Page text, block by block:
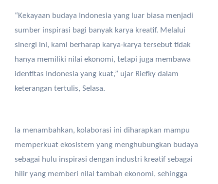
“Kekayaan budaya Indonesia yang luar biasa menjadi
sumber inspirasi bagi banyak karya kreatif. Melalui
sinergi ini, kami berharap karya-karya tersebut tidak
hanya memiliki nilai ekonomi, tetapi juga membawa
identitas Indonesia yang kuat,” ujar Riefky dalam
keterangan tertulis, Selasa.
Ia menambahkan, kolaborasi ini diharapkan mampu
memperkuat ekosistem yang menghubungkan budaya
sebagai hulu inspirasi dengan industri kreatif sebagai
hilir yang memberi nilai tambah ekonomi, sehingga